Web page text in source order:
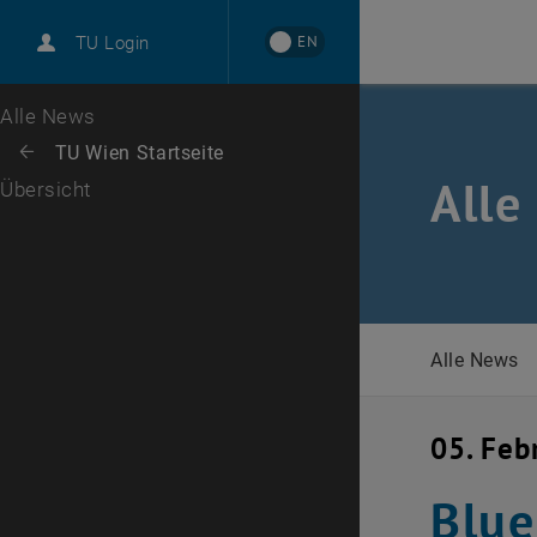
TU Login EN
Karriere
Zur 1. Menü Ebene
Alle News
Zurück: Subseiten von TU Wien Startseite auflisten
Zurück zur letzten Ebene:
TU Wien Startseite
Übersicht Alle
Alle News
05.